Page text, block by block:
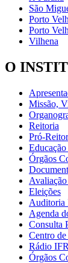
São
Porto
Porto
Vilhena
O
Missão,
Reitoria
Pró-
Órgãos
Eleições
Auditoria
Agenda
Consulta
Centro
Rádio
Órgãos